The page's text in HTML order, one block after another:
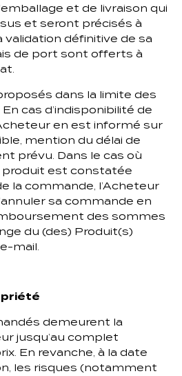
et de livraison qui
et seront précisés à
validation définitive de sa
de port sont offerts à
dans la limite des
cas d’indisponibilité de
en est informé sur
mention du délai de
prévu. Dans le cas où
produit est constatée
la commande, l’Acheteur
sa commande en
des sommes
du (des) Produit(s)
mail.
demeurent la
jusqu’au complet
En revanche, à la date
les risques (notamment